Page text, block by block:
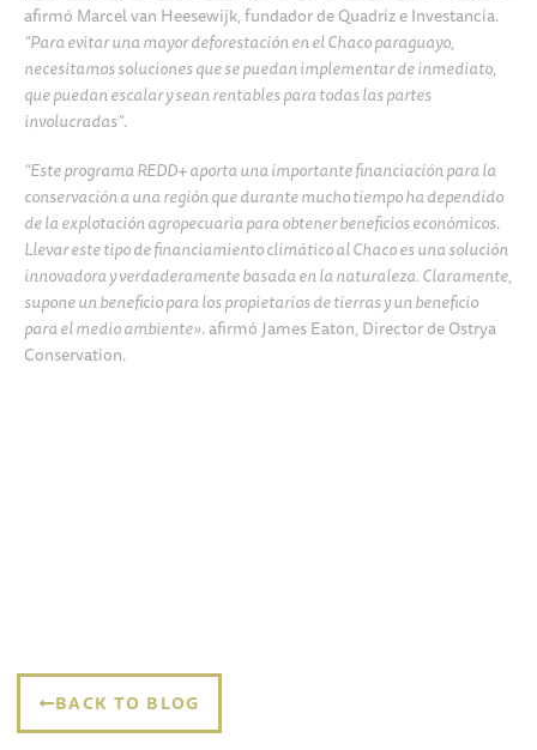
afirmó Marcel van Heesewijk, fundador de Quadriz e Investancia.
“Para evitar una mayor deforestación en el Chaco paraguayo,
necesitamos soluciones que se puedan implementar de inmediato,
que puedan escalar y sean rentables para todas las partes
involucradas”.
“Este programa REDD+ aporta una importante financiación para la
conservación a una región que durante mucho tiempo ha dependido
de la explotación agropecuaria para obtener beneficios económicos.
Llevar este tipo de financiamiento climático al Chaco es una solución
innovadora y verdaderamente basada en la naturaleza. Claramente,
supone un beneficio para los propietarios de tierras y un beneficio
para el medio ambiente». afirmó James Eaton, Director de Ostrya
Conservation.
BACK TO BLOG